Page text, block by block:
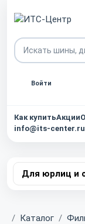
Войти
Как купитьАкции
info@its-center.ru
Для юрлиц и
Главная
Каталог